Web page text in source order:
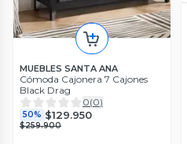
MUEBLES SANTA ANA
Cómoda Cajonera 7 Cajones
Black Drag
0(0)
50% $129.950
$259.900